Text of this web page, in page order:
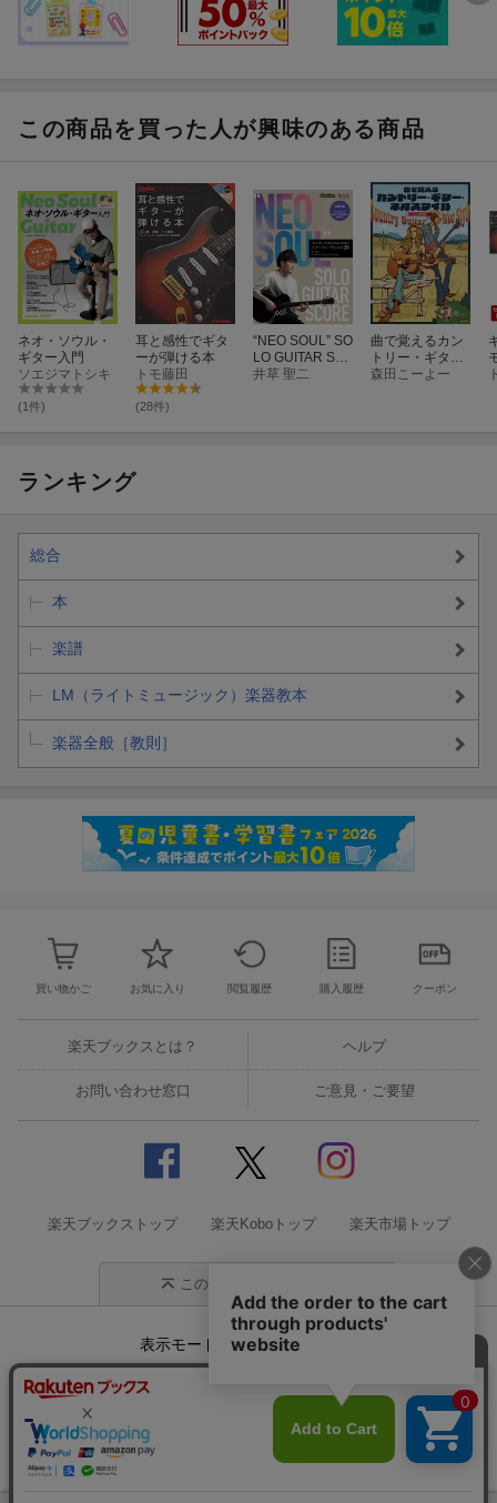
70:あとがき
71:著者プロフィール
この商品を買った人が興味のある商品
ネオ・ソウル・
ギター入門
ソエジマトシキ
(1件)
耳と感性でギタ
ーが弾ける本
トモ藤田
(28件)
“NEO SOUL” SO
LO GUITAR SC
ORE フィンガ
井草 聖二
曲で覚えるカン
トリー・ギタ
ー・ネオスタイ
森田こーよー
ランキング
総合
本
楽譜
LM（ライトミュージック）楽器教本
楽器全般［教則］
買い物かご お気に入り 閲覧履歴 購入履歴 クーポン
楽天ブックスとは？ ヘルプ
お問い合わせ窓口 ご意見・ご要望
楽天ブックストップ 楽天Koboトップ 楽天市場トップ
このページの先頭に戻る
表示モード モバイル
企業情報 個人情報保護方針